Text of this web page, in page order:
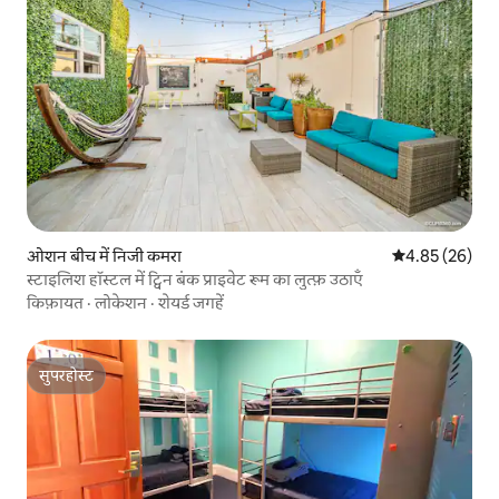
ओशन बीच में निजी कमरा औसत रेटिंग 5 में
4.85 (26)
स्टाइलिश हॉस्टल में ट्विन बंक प्राइवेट रूम का लुत्फ़ उठाएँ
किफ़ायत ·लोकेशन ·शेयर्ड जगहें
सुपरहोस्ट
सुपरहोस्ट